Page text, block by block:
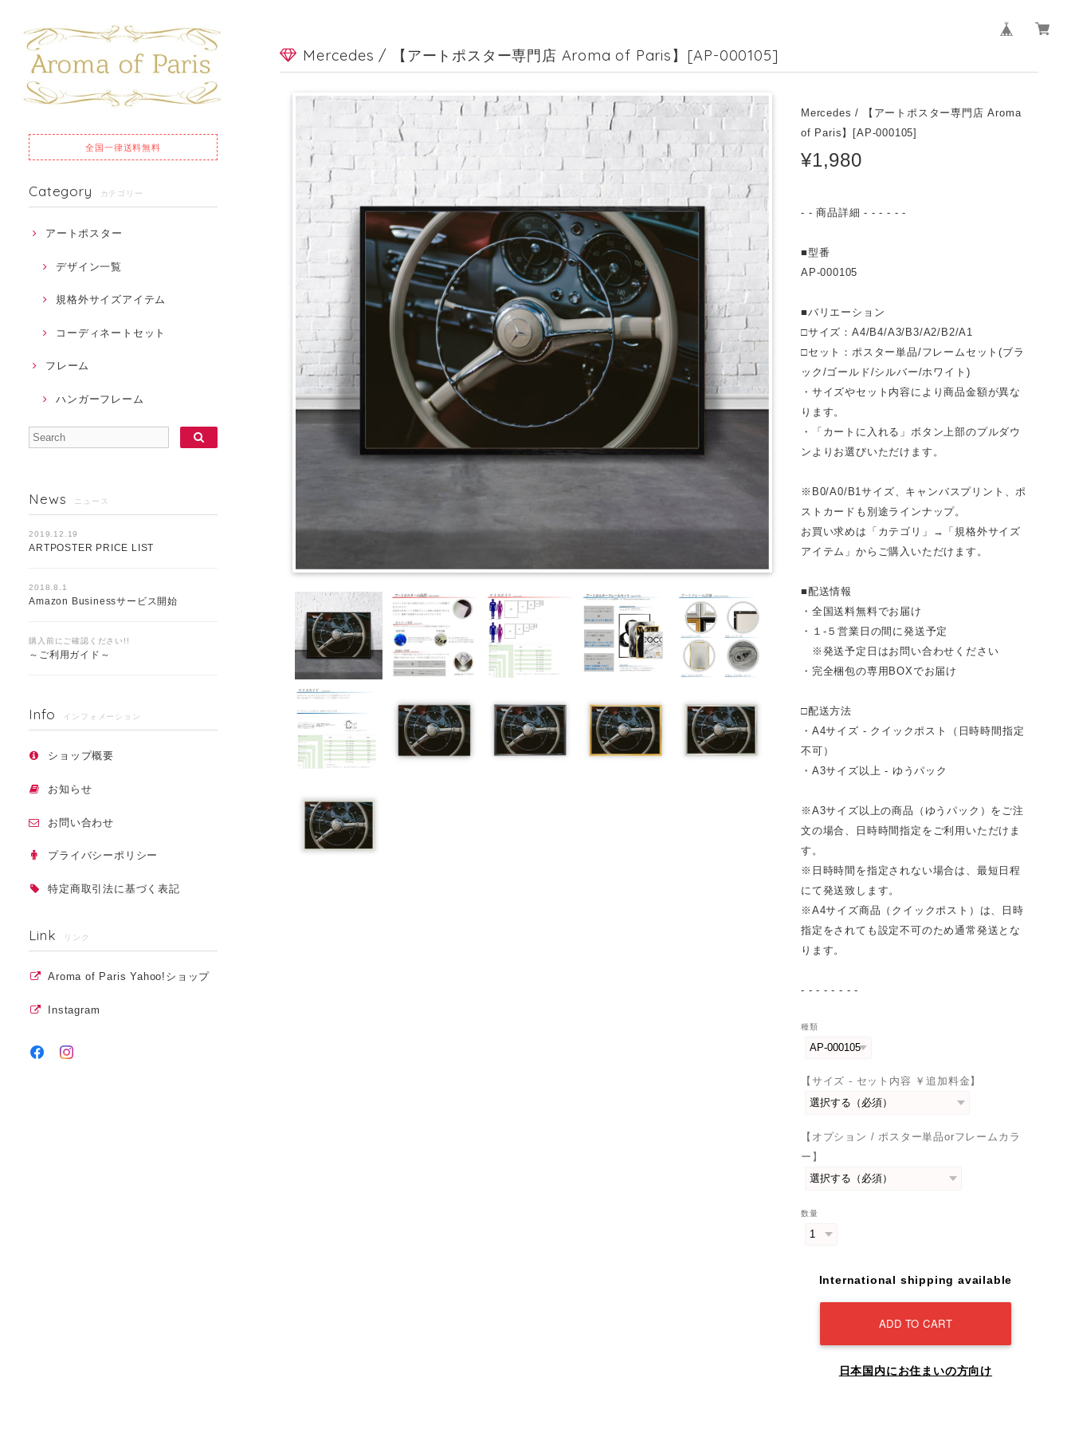
全国一律送料無料
Category カテゴリー
アートポスター
デザイン一覧
規格外サイズアイテム
コーディネートセット
フレーム
ハンガーフレーム
News ニュース
2019.12.19
ARTPOSTER PRICE LIST
2018.8.1
Amazon Businessサービス開始
購入前にご確認ください!!
～ご利用ガイド～
Info インフォメーション
ショップ概要
お知らせ
お問い合わせ
プライバシーポリシー
特定商取引法に基づく表記
Link リンク
Aroma of Paris Yahoo!ショップ
Instagram
Mercedes / 【アートポスター専門店 Aroma of Paris】[AP-000105]
Mercedes / 【アートポスター専門店 Aroma
of Paris】[AP-000105]
¥1,980
- - 商品詳細 - - - - - -
■型番
AP-000105
■バリエーション
□サイズ：A4/B4/A3/B3/A2/B2/A1
□セット：ポスター単品/フレームセット(ブラ
ック/ゴールド/シルバー/ホワイト)
・サイズやセット内容により商品金額が異な
ります。
・「カートに入れる」ボタン上部のプルダウ
ンよりお選びいただけます。
※B0/A0/B1サイズ、キャンバスプリント、ポ
ストカードも別途ラインナップ。
お買い求めは「カテゴリ」→「規格外サイズ
アイテム」からご購入いただけます。
■配送情報
・全国送料無料でお届け
・１-５営業日の間に発送予定
※発送予定日はお問い合わせください
・完全梱包の専用BOXでお届け
□配送方法
・A4サイズ - クイックポスト（日時時間指定
不可）
・A3サイズ以上 - ゆうパック
※A3サイズ以上の商品（ゆうパック）をご注
文の場合、日時時間指定をご利用いただけま
す。
※日時時間を指定されない場合は、最短日程
にて発送致します。
※A4サイズ商品（クイックポスト）は、日時
指定をされても設定不可のため通常発送とな
ります。
- - - - - - - -
種類
【サイズ - セット内容 ￥追加料金】
【オプション / ポスター単品orフレームカラ
ー】
数量
International shipping available
ADD TO CART
日本国内にお住まいの方向け